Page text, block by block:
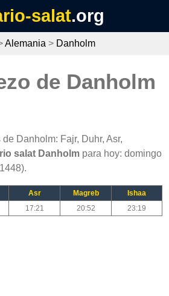
salat.org
Alemania > Danholm
de Danholm
Danholm: Fajr, Duhr, Asr,
salat Danholm para hoy: domingo
Asr Magreb
Ishaa
17:21 20:52 23:19